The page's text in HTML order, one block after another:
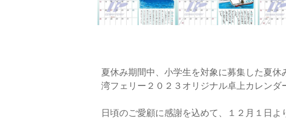
夏休み期間中、小学生を対象に募集した夏
湾フェリー２０２３オリジナル卓上カレンダ
日頃のご愛顧に感謝を込めて、１２月１日よ